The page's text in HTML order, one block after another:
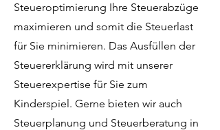
Steueroptimierung Ihre Steuerabzüge
maximieren und somit die Steuerlast
für Sie minimieren. Das Ausfüllen der
Steuererklärung wird mit unserer
Steuerexpertise für Sie zum
Kinderspiel. Gerne bieten wir auch
Steuerplanung und Steuerberatung in